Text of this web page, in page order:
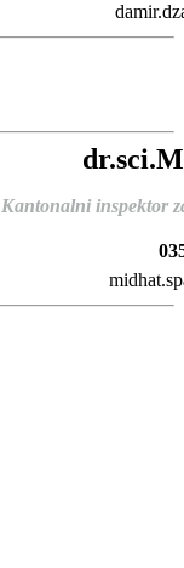
Kantonalni inspektor